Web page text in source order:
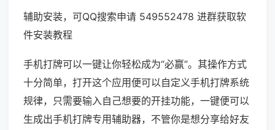
辅助安装，可QQ搜索申请 549552478 进群获取软
件安装教程
手机打牌可以一键让你轻松成为“必赢”。其操作方式
十分简单，打开这个应用便可以自定义手机打牌系统
规律，只需要输入自己想要的开挂功能，一键便可以
生成出手机打牌专用辅助器，不管你是想分享给好友